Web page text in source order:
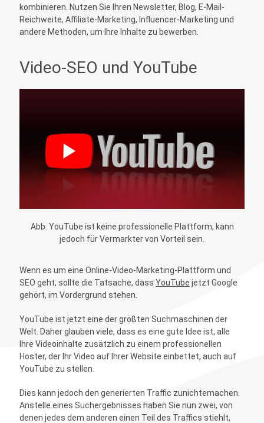
kombinieren. Nutzen Sie Ihren Newsletter, Blog, E-Mail-
Reichweite, Affiliate-Marketing, Influencer-Marketing und
andere Methoden, um Ihre Inhalte zu bewerben.
Video-SEO und YouTube
Abb. YouTube ist keine professionelle Plattform, kann
jedoch für Vermarkter von Vorteil sein.
Wenn es um eine Online-Video-Marketing-Plattform und
SEO geht, sollte die Tatsache, dass YouTube jetzt Google
gehört, im Vordergrund stehen.
YouTube ist jetzt eine der größten Suchmaschinen der
Welt. Daher glauben viele, dass es eine gute Idee ist, alle
Ihre Videoinhalte zusätzlich zu einem professionellen
Hoster, der Ihr Video auf Ihrer Website einbettet, auch auf
YouTube zu stellen.
Dies kann jedoch den generierten Traffic zunichtemachen.
Anstelle eines Suchergebnisses haben Sie nun zwei, von
denen jedes dem anderen einen Teil des Traffics stiehlt,